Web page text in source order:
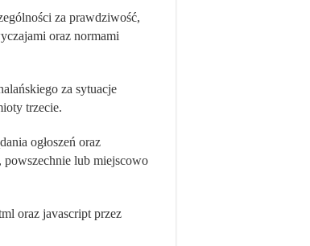
za prawdziwość,
oraz normami
za sytuacje
trzecie.
ogłoszeń oraz
powszechnie lub miejscowo
oraz javascript przez